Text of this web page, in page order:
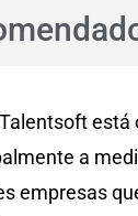
está
a
empresas